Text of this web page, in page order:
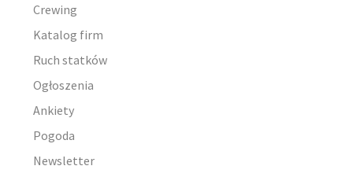
Crewing
Katalog firm
Ruch statków
Ogłoszenia
Ankiety
Pogoda
Newsletter